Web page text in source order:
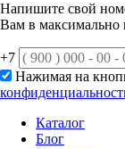
Напишите свой
Вам в максимально
+7
Нажимая на
Каталог
Блог